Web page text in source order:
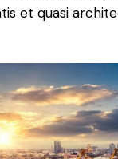
et quasi